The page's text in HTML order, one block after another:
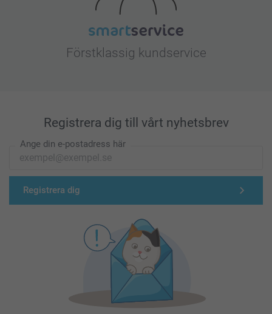
Förstklassig kundservice
Registrera dig till vårt nyhetsbrev
Ange din e-postadress här
Registrera dig